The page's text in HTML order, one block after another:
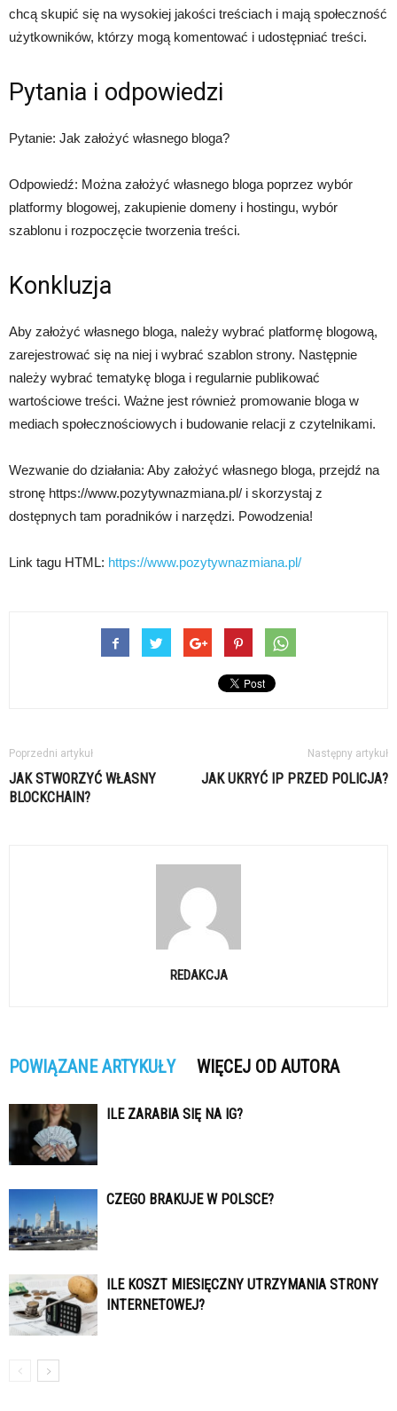
chcą skupić się na wysokiej jakości treściach i mają społeczność
użytkowników, którzy mogą komentować i udostępniać treści.
Pytania i odpowiedzi
Pytanie: Jak założyć własnego bloga?
Odpowiedź: Można założyć własnego bloga poprzez wybór
platformy blogowej, zakupienie domeny i hostingu, wybór
szablonu i rozpoczęcie tworzenia treści.
Konkluzja
Aby założyć własnego bloga, należy wybrać platformę blogową,
zarejestrować się na niej i wybrać szablon strony. Następnie
należy wybrać tematykę bloga i regularnie publikować
wartościowe treści. Ważne jest również promowanie bloga w
mediach społecznościowych i budowanie relacji z czytelnikami.
Wezwanie do działania: Aby założyć własnego bloga, przejdź na
stronę https://www.pozytywnazmiana.pl/ i skorzystaj z
dostępnych tam poradników i narzędzi. Powodzenia!
Link tagu HTML: https://www.pozytywnazmiana.pl/
Poprzedni artykuł
JAK STWORZYĆ WŁASNY
BLOCKCHAIN?
Następny artykuł
JAK UKRYĆ IP PRZED POLICJA?
REDAKCJA
POWIĄZANE ARTYKUŁY WIĘCEJ OD AUTORA
ILE ZARABIA SIĘ NA IG?
CZEGO BRAKUJE W POLSCE?
ILE KOSZT MIESIĘCZNY UTRZYMANIA STRONY
INTERNETOWEJ?